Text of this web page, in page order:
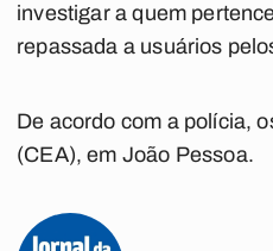
investigar a quem
repassada a usuários
De acordo com a polícia,
(CEA), em João Pessoa.